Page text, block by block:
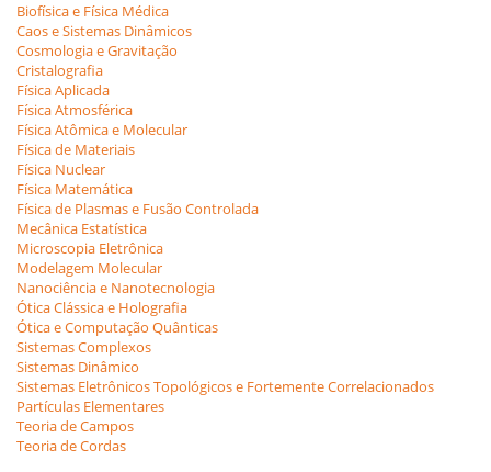
Biofísica e Física Médica
Caos e Sistemas Dinâmicos
Cosmologia e Gravitação
Cristalografia
Física Aplicada
Física Atmosférica
Física Atômica e Molecular
Física de Materiais
Física Nuclear
Física Matemática
Física de Plasmas e Fusão Controlada
Mecânica Estatística
Microscopia Eletrônica
Modelagem Molecular
Nanociência e Nanotecnologia
Ótica Clássica e Holografia
Ótica e Computação Quânticas
Sistemas Complexos
Sistemas Dinâmico
Sistemas Eletrônicos Topológicos e Fortemente Correlacionados
Partículas Elementares
Teoria de Campos
Teoria de Cordas